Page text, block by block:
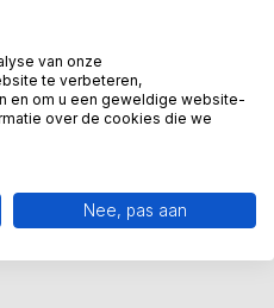
over dit
van onze
te verbeteren,
en om u een geweldige website-
over de cookies die we
Nee, pas aan